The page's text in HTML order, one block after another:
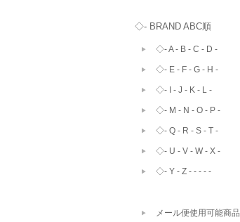
◇- BRAND ABC順
◇- A - B - C - D -
◇- E - F - G - H -
◇- I - J - K - L -
◇- M - N - O - P -
◇- Q - R - S - T -
◇- U - V - W - X -
◇- Y - Z - - - - -
メール便使用可能商品